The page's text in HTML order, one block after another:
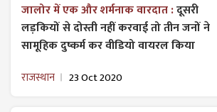
जालोर में एक और शर्मनाक वारदात :दूसरी
लड़कियों से दोस्ती नहीं करवाई तो तीन जनों ने
सामूहिक दुष्कर्म कर वीडियो वायरल किया
राजस्थान 23 Oct 2020